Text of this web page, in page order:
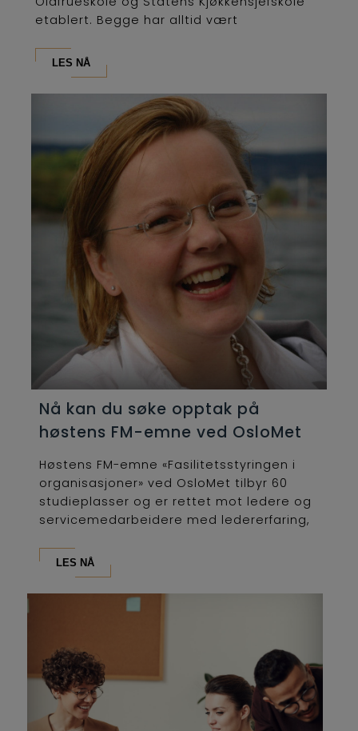
etablert. Begge har alltid vært
LES NÅ
Nå kan du søke opptak på
høstens FM-emne ved OsloMet
Høstens FM-emne «Fasilitetsstyringen i
organisasjoner» ved OsloMet tilbyr 60
studieplasser og er rettet mot ledere og
servicemedarbeidere med ledererfaring,
LES NÅ